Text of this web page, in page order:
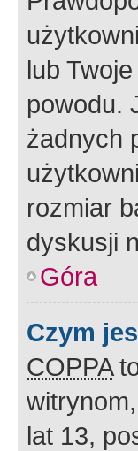
lub
powodu.
żadnych
rozmiar
dyskusji
Góra
Czym
COPPA
lat 13,